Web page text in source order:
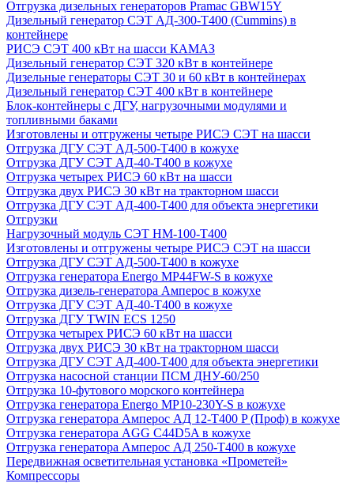
Отгрузка дизельных генераторов Pramac GВW15Y
Дизельный генератор СЭТ АД-300-Т400 (Cummins) в
контейнере
РИСЭ СЭТ 400 кВт на шасси КАМАЗ
Дизельный генератор СЭТ 320 кВт в контейнере
Дизельные генераторы СЭТ 30 и 60 кВт в контейнерах
Дизельный генератор СЭТ 400 кВт в контейнере
Блок-контейнеры с ДГУ, нагрузочными модулями и
топливными баками
Изготовлены и отгружены четыре РИСЭ СЭТ на шасси
Отгрузка ДГУ СЭТ АД-500-Т400 в кожухе
Отгрузка ДГУ СЭТ АД-40-Т400 в кожухе
Отгрузка четырех РИСЭ 60 кВт на шасси
Отгрузка двух РИСЭ 30 кВт на тракторном шасси
Отгрузка ДГУ СЭТ АД-400-Т400 для объекта энергетики
Отгрузки
Нагрузочный модуль СЭТ НМ-100-Т400
Изготовлены и отгружены четыре РИСЭ СЭТ на шасси
Отгрузка ДГУ СЭТ АД-500-Т400 в кожухе
Отгрузка генератора Energo MP44FW-S в кожухе
Отгрузка дизель-генератора Амперос в кожухе
Отгрузка ДГУ СЭТ АД-40-Т400 в кожухе
Отгрузка ДГУ TWIN ECS 1250
Отгрузка четырех РИСЭ 60 кВт на шасси
Отгрузка двух РИСЭ 30 кВт на тракторном шасси
Отгрузка ДГУ СЭТ АД-400-Т400 для объекта энергетики
Отгрузка насосной станции ПСМ ДНУ-60/250
Отгрузка 10-футового морского контейнера
Отгрузка генератора Energo MP10-230Y-S в кожухе
Отгрузка генератора Амперос АД 12-Т400 P (Проф) в кожухе
Отгрузка генератора AGG C44D5A в кожухе
Отгрузка генератора Амперос АД 250-Т400 в кожухе
Передвижная осветительная установка «Прометей»
Компрессоры